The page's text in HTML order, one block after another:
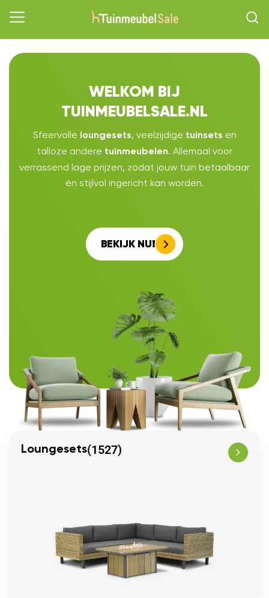
WELKOM BIJ
TUINMEUBELSALE.NL
Sfeervolle loungesets, veelzijdige tuinsets en
talloze andere tuinmeubelen. Allemaal voor
verrassend lage prijzen, zodat jouw tuin betaalbaar
én stijlvol ingericht kan worden.
BEKIJK NU!
Loungesets(1527)